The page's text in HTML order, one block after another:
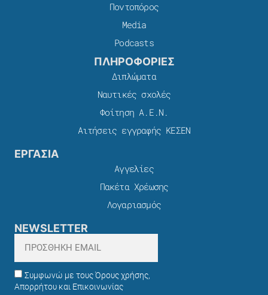
Ποντοπόρος
Media
Podcasts
ΠΛΗΡΟΦΟΡΙΕΣ
Διπλώματα
Ναυτικές σχολές
Φοίτηση Α.Ε.Ν.
Αιτήσεις εγγραφής ΚΕΣΕΝ
ΕΡΓΑΣΙΑ
Αγγελίες
Πακέτα Χρέωσης​
Λογαριασμός
NEWSLETTER
Συμφωνώ με τους Όρους χρήσης,
Απορρήτου και Επικοινωνίας